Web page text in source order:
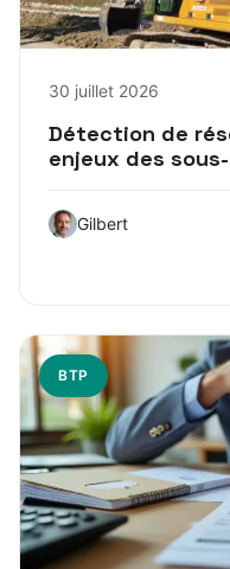
30 juillet 2026
Détection de
enjeux des
Gilbert
BTP